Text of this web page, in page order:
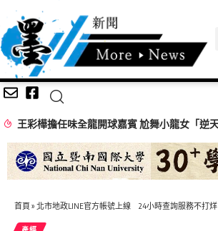
首頁 » 北市地政LINE官方帳號上線 24小時查詢服務不打烊